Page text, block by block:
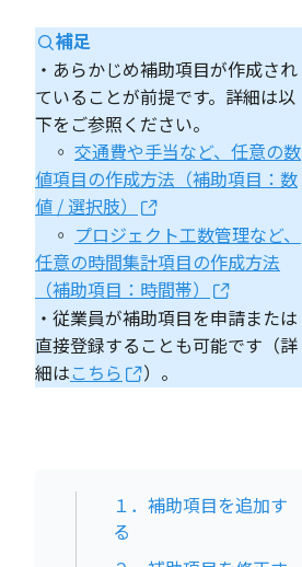
補足
・あらかじめ補助項目が作成され
ていることが前提です。詳細は以
下をご参照ください。
◦ 交通費や手当など、任意の数
値項目の作成方法（補助項目：数
値 / 選択肢）
◦ プロジェクト工数管理など、
任意の時間集計項目の作成方法
（補助項目：時間帯）
・従業員が補助項目を申請または
直接登録することも可能です（詳
細はこちら ）。
１．補助項目を追加す
る